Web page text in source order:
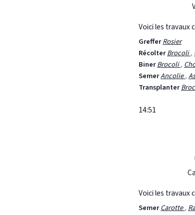
Voici les travaux
GrefferRosier
RécolterBrocoli,
BinerBrocoli,
SemerAncolie,
Transplanter
14:51
Voici les travaux
SemerCarotte,